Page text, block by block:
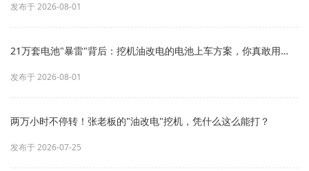
发布于 2026-08-01
21万套电池"暴雷"背后：挖机油改电的电池上车方案，你真敢用
发布于 2026-08-01
两万小时不停转！张老板的"油改电"挖机，凭什么这么能打？
发布于 2026-07-25